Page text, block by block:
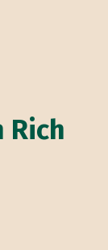
Rich